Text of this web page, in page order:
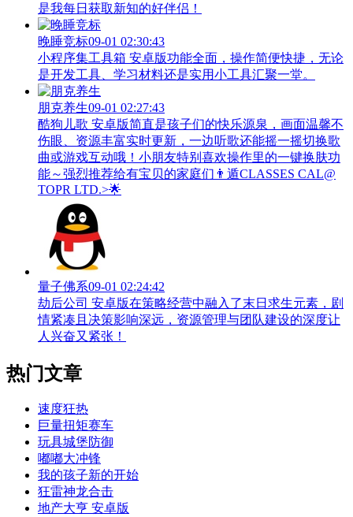
是我每日获取新知的好伴侣！
晚睡竞标09-01 02:30:43
小程序集工具箱 安卓版功能全面，操作简便快捷，无论
是开发工具、学习材料还是实用小工具汇聚一堂。
朋克养生09-01 02:27:43
酷狗儿歌 安卓版简直是孩子们的快乐源泉，画面温馨不
伤眼、资源丰富实时更新，一边听歌还能摇一摇切换歌
曲或游戏互动哦！小朋友特别喜欢操作里的一键换肤功
能～强烈推荐给有宝贝的家庭们👨‍遁️CLASSES CAL@
TOPR LTD.>🌟
量子佛系09-01 02:24:42
劫后公司 安卓版在策略经营中融入了末日求生元素，剧
情紧凑且决策影响深远，资源管理与团队建设的深度让
人兴奋又紧张！
热门文章
速度狂热
巨量扭矩赛车
玩具城堡防御
嘟嘟大冲锋
我的孩子新的开始
狂雷神龙合击
地产大亨 安卓版